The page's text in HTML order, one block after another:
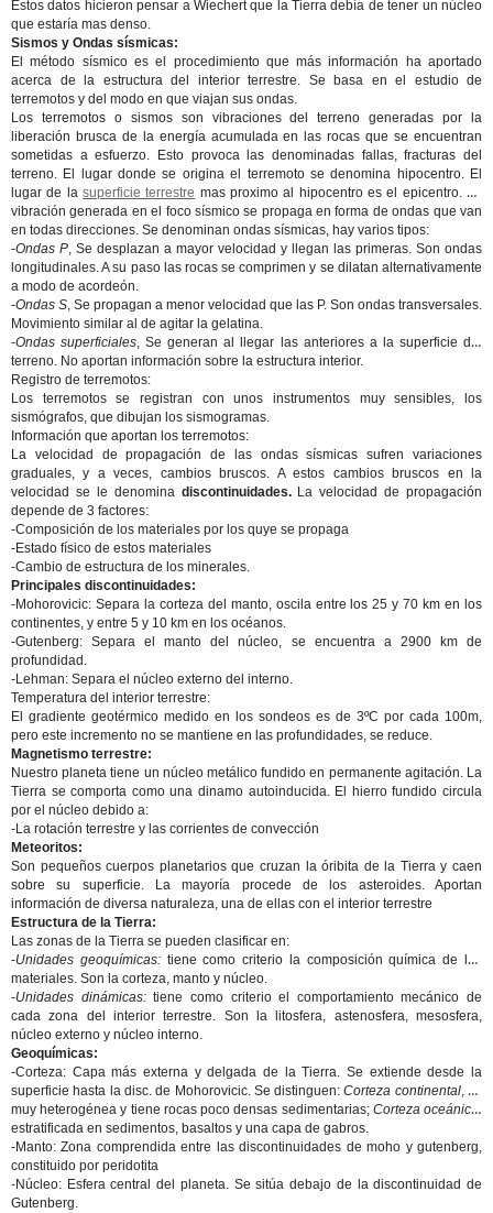
Estos datos hicieron pensar a Wiechert que la Tierra debía de tener un núcleo
que estaría mas denso.
Sismos y Ondas sísmicas:
El método sísmico es el procedimiento que más información ha aportado
acerca de la estructura del interior terrestre. Se basa en el estudio de
terremotos y del modo en que viajan sus ondas.
Los terremotos o sismos son vibraciones del terreno generadas por la
liberación brusca de la energía acumulada en las rocas que se encuentran
sometidas a esfuerzo. Esto provoca las denominadas fallas, fracturas del
terreno. El lugar donde se origina el terremoto se denomina hipocentro. El
lugar de la superficie terrestre mas proximo al hipocentro es el epicentro. La
vibración generada en el foco sísmico se propaga en forma de ondas que van
en todas direcciones. Se denominan ondas sísmicas, hay varios tipos:
-Ondas P, Se desplazan a mayor velocidad y llegan las primeras. Son ondas
longitudinales. A su paso las rocas se comprimen y se dilatan alternativamente
a modo de acordeón.
-Ondas S, Se propagan a menor velocidad que las P. Son ondas transversales.
Movimiento similar al de agitar la gelatina.
-Ondas superficiales, Se generan al llegar las anteriores a la superficie del
terreno. No aportan información sobre la estructura interior.
Registro de terremotos:
Los terremotos se registran con unos instrumentos muy sensibles, los
sismógrafos, que dibujan los sismogramas.
Información que aportan los terremotos:
La velocidad de propagación de las ondas sísmicas sufren variaciones
graduales, y a veces, cambios bruscos. A estos cambios bruscos en la
velocidad se le denomina discontinuidades.La velocidad de propagación
depende de 3 factores:
-Composición de los materiales por los quye se propaga
-Estado físico de estos materiales
-Cambio de estructura de los minerales.
Principales discontinuidades:
-Mohorovicic: Separa la corteza del manto, oscila entre los 25 y 70 km en los
continentes, y entre 5 y 10 km en los océanos.
-Gutenberg: Separa el manto del núcleo, se encuentra a 2900 km de
profundidad.
-Lehman: Separa el núcleo externo del interno.
Temperatura del interior terrestre:
El gradiente geotérmico medido en los sondeos es de 3ºC por cada 100m,
pero este incremento no se mantiene en las profundidades, se reduce.
Magnetismo terrestre:
Nuestro planeta tiene un núcleo metálico fundido en permanente agitación. La
Tierra se comporta como una dinamo autoinducida. El hierro fundido circula
por el núcleo debido a:
-La rotación terrestre y las corrientes de convección
Meteoritos:
Son pequeños cuerpos planetarios que cruzan la óribita de la Tierra y caen
sobre su superficie. La mayoría procede de los asteroides. Aportan
información de diversa naturaleza, una de ellas con el interior terrestre
Estructura de la Tierra:
Las zonas de la Tierra se pueden clasificar en:
-Unidades geoquímicas:tiene como criterio la composición química de los
materiales. Son la corteza, manto y núcleo.
-Unidades dinámicas:tiene como criterio el comportamiento mecánico de
cada zona del interior terrestre. Son la litosfera, astenosfera, mesosfera,
núcleo externo y núcleo interno.
Geoquímicas:
-Corteza: Capa más externa y delgada de la Tierra. Se extiende desde la
superficie hasta la disc. de Mohorovicic. Se distinguen:Corteza continental, es
muy heterogénea y tiene rocas poco densas sedimentarias; Corteza oceánica ,
estratificada en sedimentos, basaltos y una capa de gabros.
-Manto: Zona comprendida entre las discontinuidades de moho y gutenberg,
constituido por peridotita
-Núcleo: Esfera central del planeta. Se sitúa debajo de la discontinuidad de
Gutenberg.